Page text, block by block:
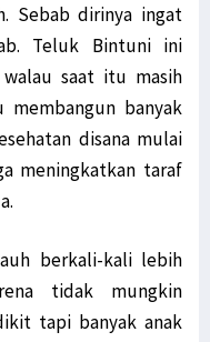
Sebab dirinya ingat
Teluk Bintuni ini
saat itu masih
banyak
disana mulai
meningkatkan taraf
berkali-kali lebih
tidak mungkin
tapi banyak anak